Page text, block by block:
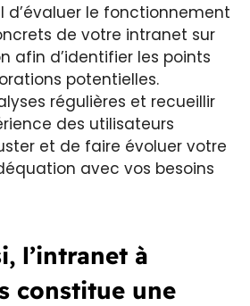
d’évaluer le fonctionnement
de votre intranet sur
afin d’identifier les points
potentielles.
régulières et recueillir
des utilisateurs
et de faire évoluer votre
avec vos besoins
l’intranet à
constitue une